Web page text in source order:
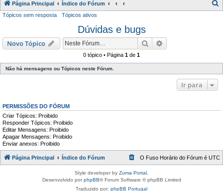
Página Principal Índice do Fórum
i
s
Tópicos sem resposta Tópicos ativos
Dúvidas e bugs
Novo Tópico Pesquisar
0 tópico • Página 1 de 1
Não há mensagens ou Tópicos neste Fórum.
Ir para
PERMISSÕES DO FÓRUM
Criar Tópicos: Proibido
Responder Tópicos: Proibido
Editar Mensagens: Proibido
Apagar Mensagens: Proibido
Enviar anexos: Proibido
Página Principal Índice do Fórum O Fuso Horário do Fórum é UTC
Style developer by Zuma Portal
Desenvolvido porphpBB® Forum Software © phpBB Limited
Traduzido por: phpBB Portugal